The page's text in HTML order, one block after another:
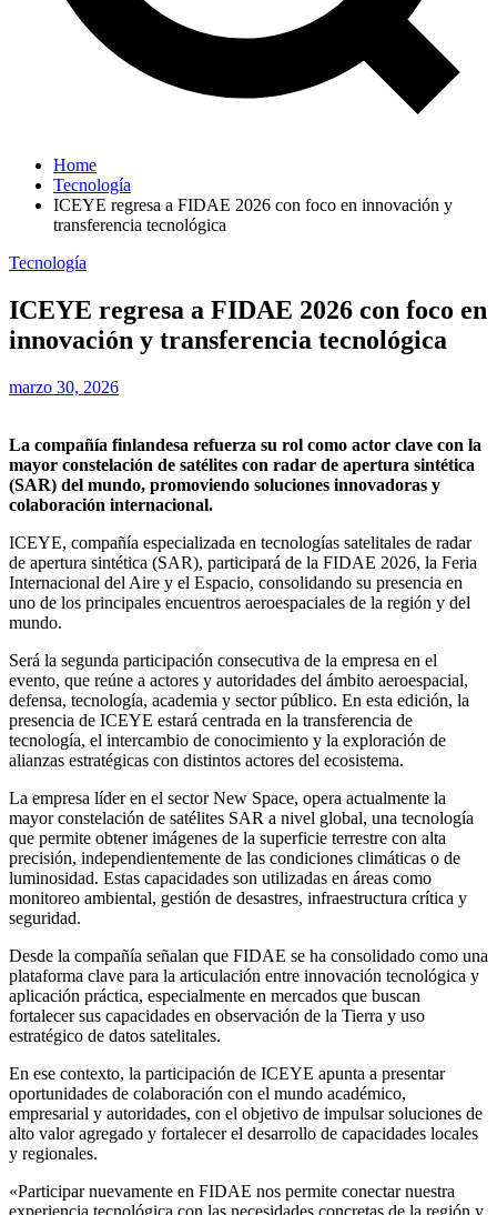
Home
Tecnología
ICEYE regresa a FIDAE 2026 con foco en innovación y
transferencia tecnológica
Tecnología
ICEYE regresa a FIDAE 2026 con foco en
innovación y transferencia tecnológica
marzo 30, 2026
La compañía finlandesa refuerza su rol como actor clave con la
mayor constelación de satélites con radar de apertura sintética
(SAR) del mundo, promoviendo soluciones innovadoras y
colaboración internacional.
ICEYE, compañía especializada en tecnologías satelitales de radar
de apertura sintética (SAR), participará de la FIDAE 2026, la Feria
Internacional del Aire y el Espacio, consolidando su presencia en
uno de los principales encuentros aeroespaciales de la región y del
mundo.
Será la segunda participación consecutiva de la empresa en el
evento, que reúne a actores y autoridades del ámbito aeroespacial,
defensa, tecnología, academia y sector público. En esta edición, la
presencia de ICEYE estará centrada en la transferencia de
tecnología, el intercambio de conocimiento y la exploración de
alianzas estratégicas con distintos actores del ecosistema.
La empresa líder en el sector New Space, opera actualmente la
mayor constelación de satélites SAR a nivel global, una tecnología
que permite obtener imágenes de la superficie terrestre con alta
precisión, independientemente de las condiciones climáticas o de
luminosidad. Estas capacidades son utilizadas en áreas como
monitoreo ambiental, gestión de desastres, infraestructura crítica y
seguridad.
Desde la compañía señalan que FIDAE se ha consolidado como una
plataforma clave para la articulación entre innovación tecnológica y
aplicación práctica, especialmente en mercados que buscan
fortalecer sus capacidades en observación de la Tierra y uso
estratégico de datos satelitales.
En ese contexto, la participación de ICEYE apunta a presentar
oportunidades de colaboración con el mundo académico,
empresarial y autoridades, con el objetivo de impulsar soluciones de
alto valor agregado y fortalecer el desarrollo de capacidades locales
y regionales.
«Participar nuevamente en FIDAE nos permite conectar nuestra
experiencia tecnológica con las necesidades concretas de la región y